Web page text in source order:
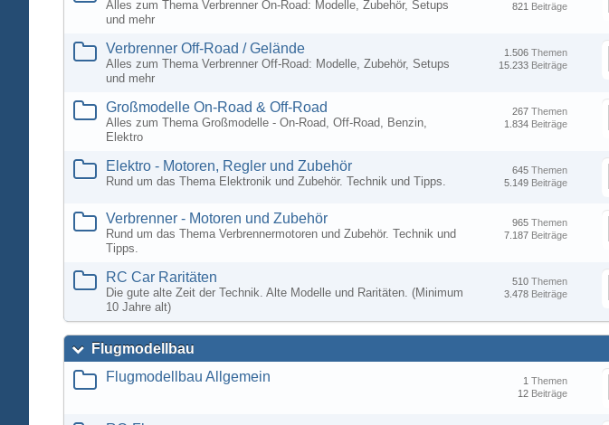
Alles zum Thema Verbrenner On-Road: Modelle, Zubehör, Setups
und mehr
Beiträge
821
Verbrenner Off-Road / Gelände
Alles zum Thema Verbrenner Off-Road: Modelle, Zubehör, Setups
und mehr
Themen
1.506
Beiträge
15.233
Großmodelle On-Road & Off-Road
Alles zum Thema Großmodelle - On-Road, Off-Road, Benzin,
Elektro
Themen
267
Beiträge
1.834
Elektro - Motoren, Regler und Zubehör
Rund um das Thema Elektronik und Zubehör. Technik und Tipps.
Themen
645
Beiträge
5.149
Verbrenner - Motoren und Zubehör
Rund um das Thema Verbrennermotoren und Zubehör. Technik und
Tipps.
Themen
965
Beiträge
7.187
RC Car Raritäten
Die gute alte Zeit der Technik. Alte Modelle und Raritäten. (Minimum
10 Jahre alt)
Themen
510
Beiträge
3.478
Flugmodellbau
Flugmodellbau Allgemein
Themen
1
Beiträge
12